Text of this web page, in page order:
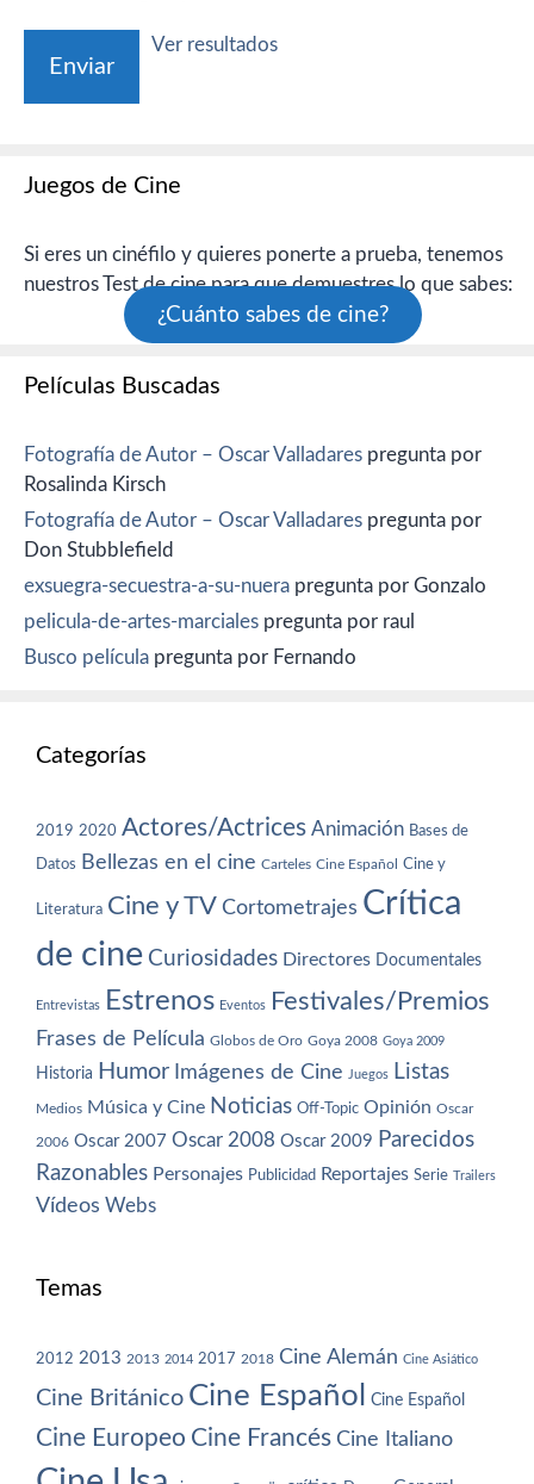
Ver resultados
Juegos de Cine
Si eres un cinéfilo y quieres ponerte a prueba, tenemos
nuestros Test de cine para que demuestres lo que sabes:
¿Cuánto sabes de cine?
Películas Buscadas
Fotografía de Autor – Oscar Valladares pregunta por
Rosalinda Kirsch
Fotografía de Autor – Oscar Valladares pregunta por
Don Stubblefield
exsuegra-secuestra-a-su-nuera pregunta por Gonzalo
pelicula-de-artes-marciales pregunta por raul
Busco película pregunta por Fernando
Categorías
2019 2020 Actores/Actrices Animación Bases de
Datos Bellezas en el cine Carteles Cine Español Cine y
Literatura Cine y TV Cortometrajes Crítica
de cine Curiosidades Directores Documentales
Entrevistas Estrenos Eventos Festivales/Premios
Frases de Película Globos de Oro Goya 2008 Goya 2009
Historia Humor Imágenes de Cine Juegos Listas
Medios Música y Cine Noticias Off-Topic Opinión Oscar
2006 Oscar 2007 Oscar 2008 Oscar 2009 Parecidos
Razonables Personajes Publicidad Reportajes Serie Trailers
Vídeos Webs
Temas
2012 2013 2013 2014 2017 2018 Cine Alemán Cine Asiático
Cine Británico Cine Español Cine Español
Cine Europeo Cine Francés Cine Italiano